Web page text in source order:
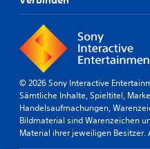
© 2026 Sony Interactive
Sämtliche Inhalte, Spieltitel,
Handelsaufmachungen,
Bildmaterial sind Warenzeichen
Material ihrer jeweiligen Besitzer.